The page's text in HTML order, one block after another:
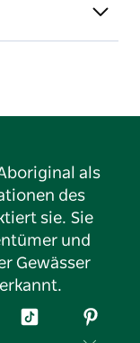
als
des
sie. Sie
und
Gewässer
TikTok